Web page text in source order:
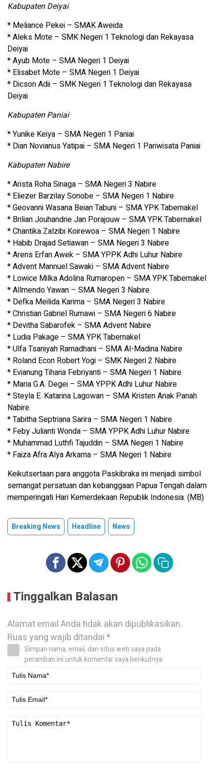
Kabupaten Deiyai
* Meliance Pekei – SMAK Aweida
* Aleks Mote – SMK Negeri 1 Teknologi dan Rekayasa
Deiyai
* Ayub Mote – SMA Negeri 1 Deiyai
* Elisabet Mote – SMA Negeri 1 Deiyai
* Dicson Adii – SMK Negeri 1 Teknologi dan Rekayasa
Deiyai
Kabupaten Paniai
* Yunike Keiya – SMA Negeri 1 Paniai
* Dian Novianus Yatipai – SMA Negeri 1 Pariwisata Paniai
Kabupaten Nabire
* Arista Roha Sinaga – SMA Negeri 3 Nabire
* Eliezer Barzilay Sonobe – SMA Negeri 1 Nabire
* Geovanni Wasana Beian Tabuni – SMA YPK Tabernakel
* Brilian Jouhandrie Jan Porajouw – SMA YPK Tabernakel
* Chantika Zalzibi Koirewoa – SMA Negeri 1 Nabire
* Habib Drajad Setiawan – SMA Negeri 3 Nabire
* Arens Erfan Awek – SMA YPPK Adhi Luhur Nabire
* Advent Mannuel Sawaki – SMA Advent Nabire
* Lowice Milka Adolina Rumaropen – SMA YPK Tabernakel
* Allmendo Yawan – SMA Negeri 3 Nabire
* Defka Meilida Karima – SMA Negeri 3 Nabire
* Christian Gabriel Rumawi – SMA Negeri 6 Nabire
* Devitha Sabarofek – SMA Advent Nabire
* Ludia Pakage – SMA YPK Tabernakel
* Ulfa Tsaniyah Ramadhani – SMA Al-Madina Nabire
* Roland Econ Robert Yogi – SMK Negeri 2 Nabire
* Evianung Tihana Febriyanti – SMA Negeri 1 Nabire
* Maria G.A. Degei – SMA YPPK Adhi Luhur Nabire
* Steyla E. Katarina Lagowan – SMA Kristen Anak Panah
Nabire
* Tabitha Septriana Sarira – SMA Negeri 1 Nabire
* Feby Julianti Wonda – SMA YPPK Adhi Luhur Nabire
* Muhammad Luthfi Tajuddin – SMA Negeri 1 Nabire
* Faiza Afra Alya Arkarna – SMA Negeri 1 Nabire
Keikutsertaan para anggota Paskibraka ini menjadi simbol
semangat persatuan dan kebanggaan Papua Tengah dalam
memperingati Hari Kemerdekaan Republik Indonesia. (MB)
Breaking News Headline News
Tinggalkan Balasan
Alamat email Anda tidak akan dipublikasikan.
Ruas yang wajib ditandai*
Simpan nama, email, dan situs web saya pada
peramban ini untuk komentar saya berikutnya.